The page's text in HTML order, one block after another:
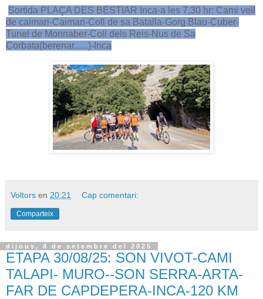
Sortida PLAÇA DES BESTIAR Inca-a les 7,30 hr: Cami vell
de caimari-Caimari-Coll de sa Batalla-Gorg Blau-Cuber-
Tunel de Monnaber-Coll dels Reis-Nus de Sa
Corbata(berenar......)-Inca
Voltors en 20:21 Cap comentari:
Comparteix
dijous, 4 de setembre del 2025
ETAPA 30/08/25: SON VIVOT-CAMI
TALAPI- MURO--SON SERRA-ARTA-
FAR DE CAPDEPERA-INCA-120 KM